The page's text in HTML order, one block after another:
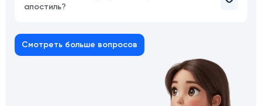
апостиль?
Смотреть больше вопросов